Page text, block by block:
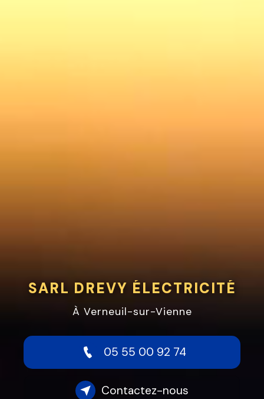
SARL DREVY ÉLECTRICITÉ
À Verneuil-sur-Vienne
05 55 00 92 74
Contactez-nous